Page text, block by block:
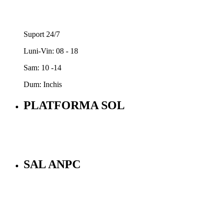
Suport 24/7
Luni-Vin: 08 - 18
Sam: 10 -14
Dum: Inchis
PLATFORMA SOL
SAL ANPC